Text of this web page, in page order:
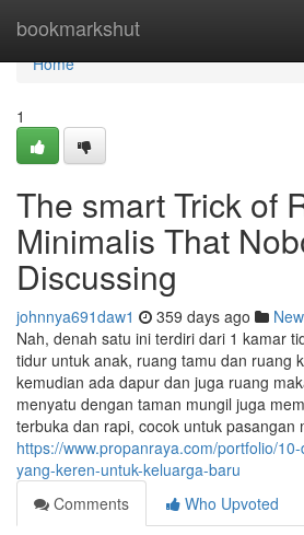
bookmarkshut
Home
Home
1
The smart Trick of
Minimalis That
Discussing
johnnya691daw1 359 days ago
Nah, denah satu ini terdiri dari 1 kamar
tidur untuk anak, ruang tamu dan ruang
kemudian ada dapur dan juga ruang
menyatu dengan taman mungil juga
terbuka dan rapi, cocok untuk pasangan
https://www.propanraya.com/portfolio/
yang-keren-untuk-keluarga-baru
Comments
Who Upvoted